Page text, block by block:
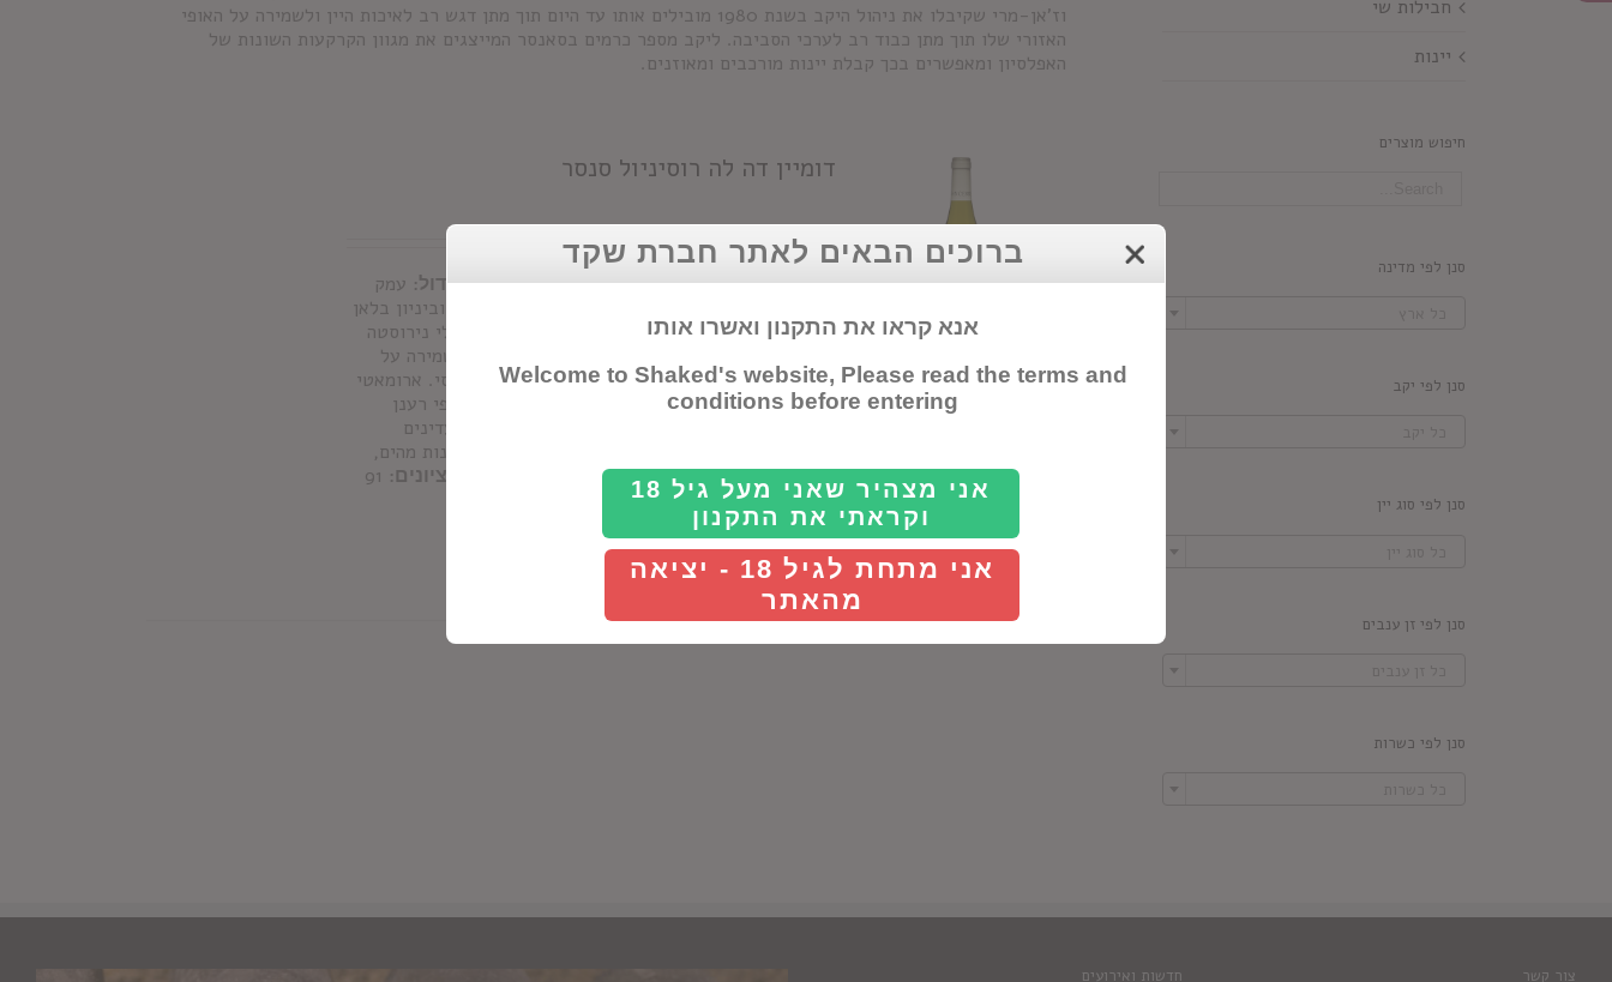
וז'אן-מרי שקיבלו את ניהול היקב בשנת 1980 מובילים אותו עד היום תוך מתן דגש רב לאיכות היין ולשמירה על האופי
האזורי שלו תוך מתן כבוד רב לערכי הסביבה. ליקב מספר כרמים בסאנסר המייצגים את מגוון הקרקעות השונות של
האפלסיון ומאפשרים בכך קבלת יינות מורכבים ומאוזנים.
דומיין דה לה רוסיניול סנסר
Domaine de la Rossignole, Sancerre אזור גידול: עמק
סוביניון בלאן
תהליך ייצור:הגעה מהירה מאוד ליקב, תסיסה במכלי נירוסטה
מבוקרי טמפרטורות וביקבוק ללא התיישנות בעץ לשמירה על
האופי הארומאטי של הענבים.על היין:סאנסר קלאסי. ארומאטי
מאוד עם מורכבות נהדרת ואיזון מצוין. היין מציג אופי רענן
וצעיר עם ניחוחות של פרי הדר ופריחה לצד רמזים עדינים
למינרליות ולתבלינים אקזוטיים ברקע. מעולה עם מנות מהים,
עוף והודו וגבינות משובחות, במיוחד גבינות עיזים. ציונים: 91
Decanter (בציר 2018)
Details
חבילות שי
יינות
חיפוש מוצרים
סנן לפי מדינה
סנן לפי יקב
סנן לפי סוג יין
סנן לפי זן ענבים
סנן לפי כשרות
צור קשר חדשות ואירועים
ברוכים הבאים לאתר חברת שקד
אנא קראו את התקנון ואשרו אותו
Welcome to Shaked's website, Please read the terms and
conditions before entering
אני מצהיר שאני מעל גיל 18
וקראתי את התקנון
אני מתחת לגיל 18 - יציאה
מהאתר